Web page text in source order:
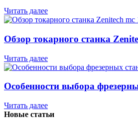
Читать далее
Обзор токарного станка
Читать далее
Особенности выбора
Читать далее
Новые статьи